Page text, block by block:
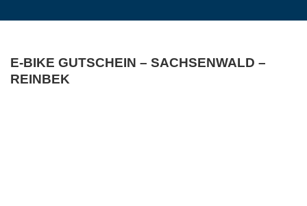
E-BIKE GUTSCHEIN – SACHSENWALD –
REINBEK